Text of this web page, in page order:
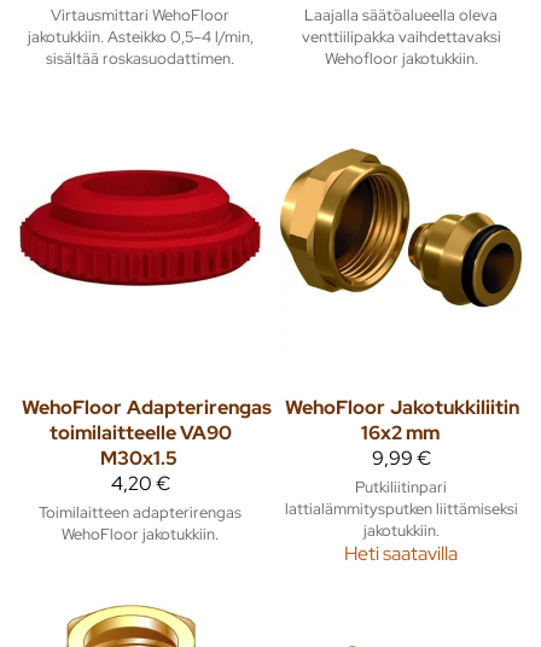
Virtausmittari WehoFloor
jakotukkiin. Asteikko 0,5–4 l/min,
sisältää roskasuodattimen.
Laajalla säätöalueella oleva
venttiilipakka vaihdettavaksi
Wehofloor jakotukkiin.
WehoFloorAdapterirengas
toimilaitteelle VA90
M30x1.5
4,20 €
Toimilaitteen adapterirengas
WehoFloor jakotukkiin.
WehoFloorJakotukkiliitin
16x2 mm
9,99 €
Putkiliitinpari
lattialämmitysputken liittämiseksi
jakotukkiin.
Heti saatavilla